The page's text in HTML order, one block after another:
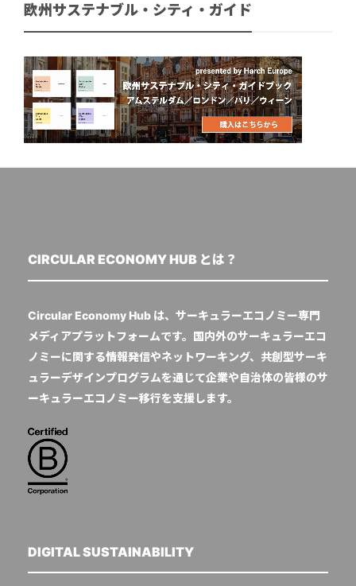
欧州サステナブル・シティ・ガイド
CIRCULAR ECONOMY HUB とは？
Circular Economy Hub は、サーキュラーエコノミー専門
メディアプラットフォームです。国内外のサーキュラーエコ
ノミーに関する情報発信やネットワーキング、共創型サーキ
ュラーデザインプログラムを通じて企業や自治体の皆様のサ
ーキュラーエコノミー移行を支援します。
DIGITAL SUSTAINABILITY